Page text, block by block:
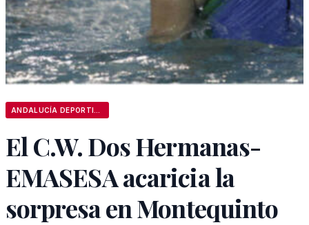
El C.W. Dos Hermanas-
EMASESA acaricia la
sorpresa en Montequinto